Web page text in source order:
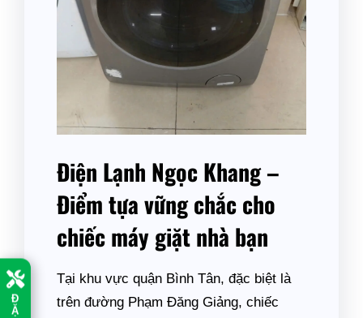
Đ
Ặ
Điện Lạnh Ngọc Khang –
Điểm tựa vững chắc cho
chiếc máy giặt nhà bạn
Tại khu vực quận Bình Tân, đặc biệt là
trên đường Phạm Đăng Giảng, chiếc